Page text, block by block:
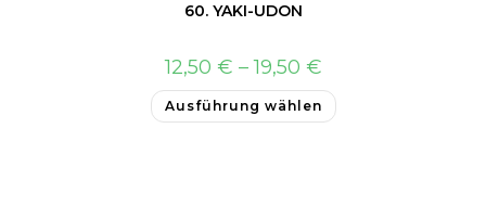
60. YAKI-UDON
12,50 € –19,50 €
Ausführung wählen